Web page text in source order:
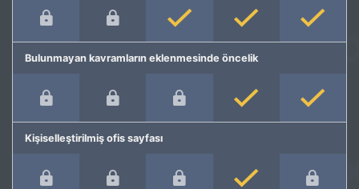
Bulunmayan kavramların eklenmesinde öncelik
Kişiselleştirilmiş ofis sayfası